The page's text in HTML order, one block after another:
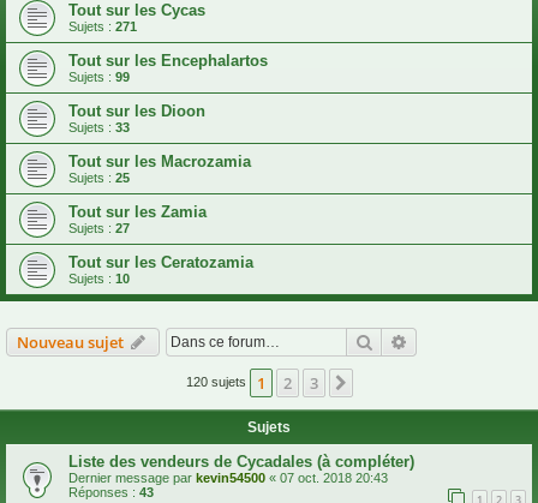
h
Tout sur les Cycas
Sujets : 271
Tout sur les Encephalartos
Sujets : 99
Tout sur les Dioon
Sujets : 33
Tout sur les Macrozamia
Sujets : 25
Tout sur les Zamia
Sujets : 27
Tout sur les Ceratozamia
Sujets : 10
Nouveau sujet Rechercher
120 sujets 1 2 3
Sujets
Liste des vendeurs de Cycadales (à compléter)
Dernier message par kevin54500 « 07 oct. 2018 20:43
Réponses : 43 1 2 3